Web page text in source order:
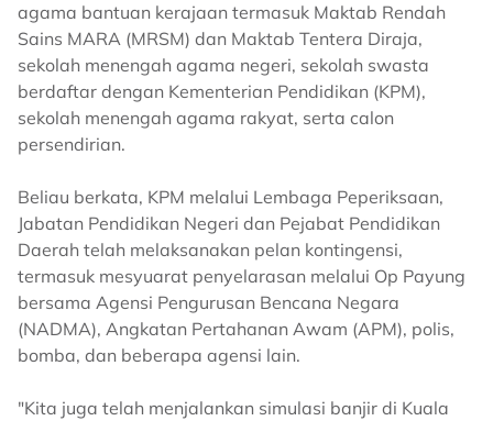
agama bantuan kerajaan termasuk Maktab Rendah
Sains MARA (MRSM) dan Maktab Tentera Diraja,
sekolah menengah agama negeri, sekolah swasta
berdaftar dengan Kementerian Pendidikan (KPM),
sekolah menengah agama rakyat, serta calon
persendirian.
Beliau berkata, KPM melalui Lembaga Peperiksaan,
Jabatan Pendidikan Negeri dan Pejabat Pendidikan
Daerah telah melaksanakan pelan kontingensi,
termasuk mesyuarat penyelarasan melalui Op Payung
bersama Agensi Pengurusan Bencana Negara
(NADMA), Angkatan Pertahanan Awam (APM), polis,
bomba, dan beberapa agensi lain.
"Kita juga telah menjalankan simulasi banjir di Kuala